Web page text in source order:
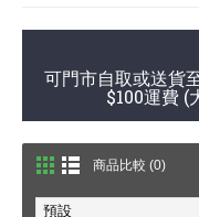
可門市自取或送貨
$100運費 (
商品比較 (0)